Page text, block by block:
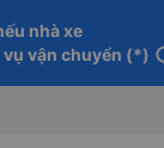
nhà xe
vận chuyển (*)